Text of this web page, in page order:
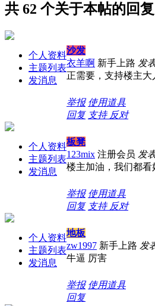
共 62 个关于本帖的回
个人资料
主题列表
发消息
沙发
衣羊啊 新手上路 发
正需要，支持楼主大
举报 使用道具
回复 支持 反对
个人资料
主题列表
发消息
板凳
123mix 注册会员 发
楼主加油，我们都看
举报 使用道具
回复 支持 反对
个人资料
主题列表
发消息
地板
zw1997 新手上路 发
牛逼 厉害
举报 使用道具
回复